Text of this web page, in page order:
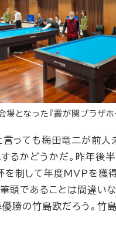
場となった『霞が関プラザホ
言っても梅田竜二が前人
るかどうかだ。昨年後半
を制して年度MVPを獲
頭であることは間違い
勝の竹島欧だろう。竹